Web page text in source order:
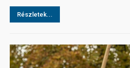
Részletek...